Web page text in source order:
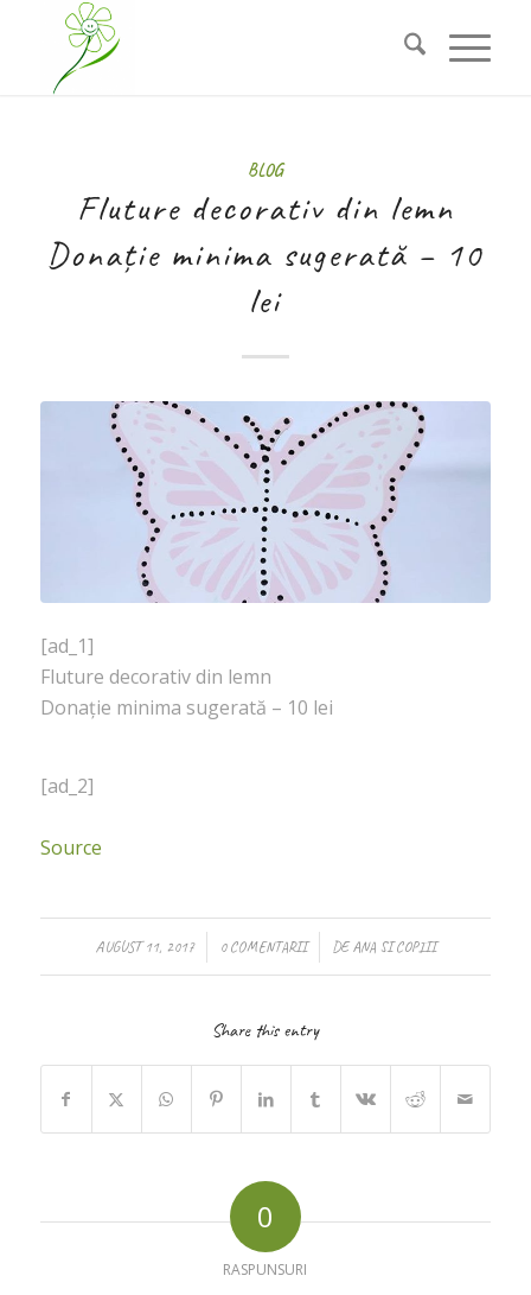
BLOG
Fluture decorativ din lemn
Donație minima sugerată – 10
lei
[ad_1]
Fluture decorativ din lemn
Donație minima sugerată – 10 lei
[ad_2]
Source
AUGUST 11, 2017
/ 0 COMENTARII
/ DEANA SI COPIII
Share this entry
0
RASPUNSURI